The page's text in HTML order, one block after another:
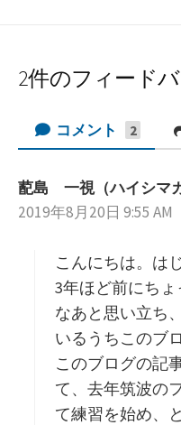
2件のフィード
コメント 2
蓜島 一視（ハイシマ
2019年8月20日 9:55 AM
こんにちは。は
3年ほど前にち
なあと思い立ち
いるうちこのブ
このブログの記
て、去年筑波の
て練習を始め、